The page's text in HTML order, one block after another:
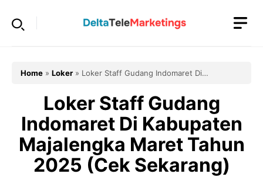
Home » Loker » Loker Staff Gudang Indomaret Di
Loker Staff Gudang
Indomaret Di Kabupaten
Majalengka Maret Tahun
2025 (Cek Sekarang)